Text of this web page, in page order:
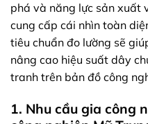
phá và năng lực sản xuất
cung cấp cái nhìn toàn
tiêu chuẩn đo lường sẽ
nâng cao hiệu suất dây
tranh trên bản đồ công
1. Nhu cầu gia công